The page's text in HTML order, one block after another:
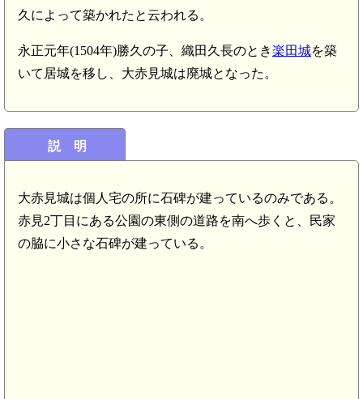
久によって築かれたと云われる。
永正元年(1504年)勝久の子、織田久長のとき楽田城を築
いて居城を移し、大赤見城は廃城となった。
説 明
大赤見城は個人宅の所に石碑が建っているのみである。
赤見2丁目にある公園の東側の道路を南へ歩くと、民家
の脇に小さな石碑が建っている。